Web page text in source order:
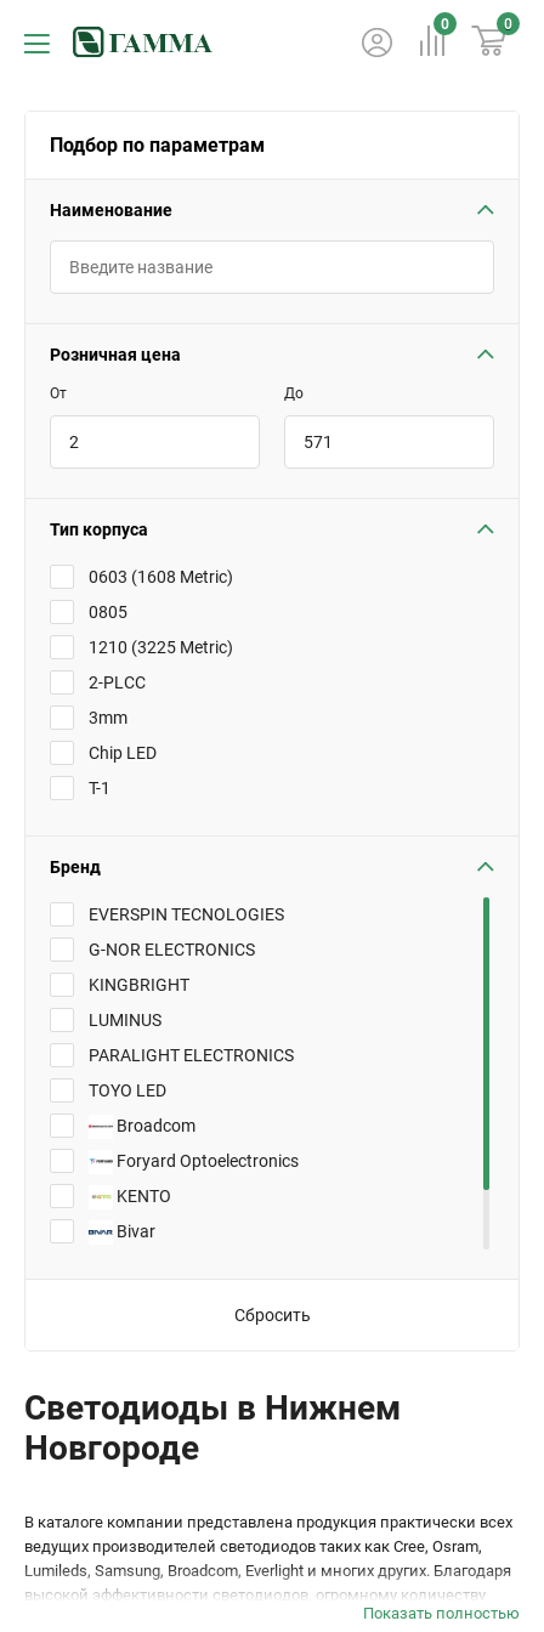
0 0
Подбор по параметрам
Наименование
Розничная цена
От До
Тип корпуса
0603 (1608 Metric)
0805
1210 (3225 Metric)
2-PLCC
3mm
Chip LED
T-1
Бренд
EVERSPIN TECNOLOGIES
G-NOR ELECTRONICS
KINGBRIGHT
LUMINUS
PARALIGHT ELECTRONICS
TOYO LED
Broadcom
Foryard Optoelectronics
KENTO
Bivar
Сбросить
Светодиоды в Нижнем
Новгороде
В каталоге компании представлена продукция практически всех
ведущих производителей светодиодов таких как Cree, Osram,
Lumileds, Samsung, Broadcom, Everlight и многих других. Благодаря
высокой эффективности светодиодов, огромному количеству
вариантов исполнения, мощности, отработанным схемам
Показать полностью